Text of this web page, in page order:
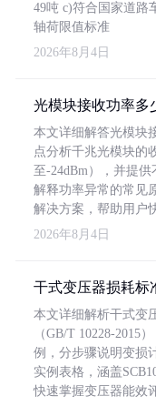
49吨 c)符合国家道路
轴荷限值标准
2026年8月4日
光模块接收功率多
本文详细解答光模块
点分析千兆光模块的
至-24dBm），并提
解释功率异常的常见
解决方案，帮助用户
2026年8月4日
干式变压器损耗标
本文详细解析干式变
（GB/T 10228-2015
例，分步骤说明变损
实例表格，涵盖
快速掌握变压器能效